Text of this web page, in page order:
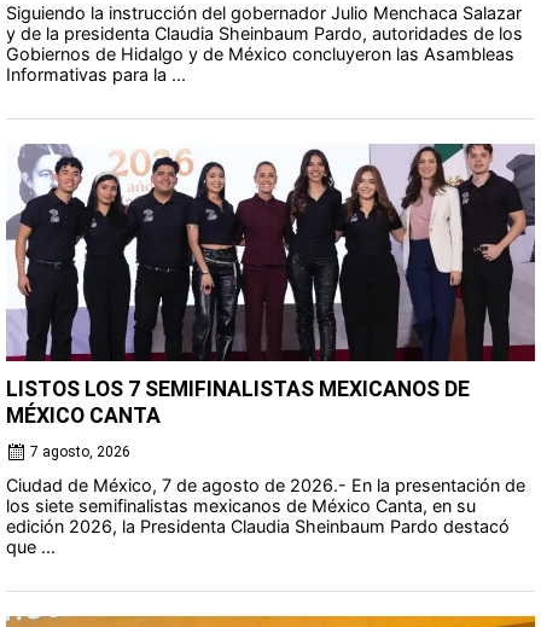
Siguiendo la instrucción del gobernador Julio Menchaca Salazar
y de la presidenta Claudia Sheinbaum Pardo, autoridades de los
Gobiernos de Hidalgo y de México concluyeron las Asambleas
Informativas para la ...
LISTOS LOS 7 SEMIFINALISTAS MEXICANOS DE
MÉXICO CANTA
7 agosto, 2026
Ciudad de México, 7 de agosto de 2026.- En la presentación de
los siete semifinalistas mexicanos de México Canta, en su
edición 2026, la Presidenta Claudia Sheinbaum Pardo destacó
que ...